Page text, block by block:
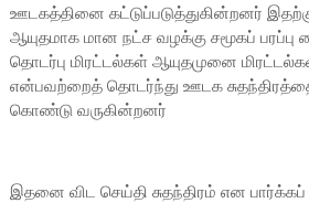
ஊடகத்தினை கட்டுப்படுத்துகின்றனர்
ஆயுதமாக மான நட்ச வழக்கு சமூகப்
தொடர்பு மிரட்டல்கள் ஆயுதமுனை
என்பவற்றைத் தொடர்ந்து ஊடக சுதந்திரத்தை
கொண்டு வருகின்றனர்
இதனை விட செய்தி சுதந்திரம் என